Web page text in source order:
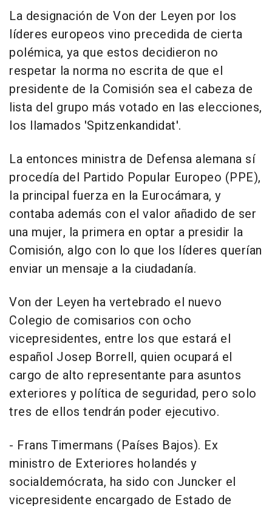
La designación de Von der Leyen por los
líderes europeos vino precedida de cierta
polémica, ya que estos decidieron no
respetar la norma no escrita de que el
presidente de la Comisión sea el cabeza de
lista del grupo más votado en las elecciones,
los llamados 'Spitzenkandidat'.
La entonces ministra de Defensa alemana sí
procedía del Partido Popular Europeo (PPE),
la principal fuerza en la Eurocámara, y
contaba además con el valor añadido de ser
una mujer, la primera en optar a presidir la
Comisión, algo con lo que los líderes querían
enviar un mensaje a la ciudadanía.
Von der Leyen ha vertebrado el nuevo
Colegio de comisarios con ocho
vicepresidentes, entre los que estará el
español Josep Borrell, quien ocupará el
cargo de alto representante para asuntos
exteriores y política de seguridad, pero solo
tres de ellos tendrán poder ejecutivo.
- Frans Timermans (Países Bajos). Ex
ministro de Exteriores holandés y
socialdemócrata, ha sido con Juncker el
vicepresidente encargado de Estado de